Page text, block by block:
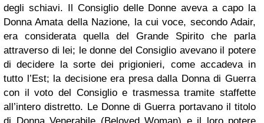
degli schiavi. Il Consiglio delle Donne aveva a capo la
Donna Amata della Nazione, la cui voce, secondo Adair,
era considerata quella del Grande Spirito che parla
attraverso di lei; le donne del Consiglio avevano il potere
di decidere la sorte dei prigionieri, come accadeva in
tutto l’Est; la decisione era presa dalla Donna di Guerra
con il voto del Consiglio e trasmessa tramite staffette
all’intero distretto. Le Donne di Guerra portavano il titolo